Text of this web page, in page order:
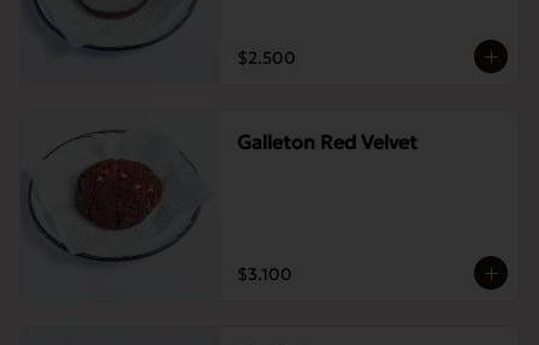
$2.500
Galleton Red Velvet
$3.100